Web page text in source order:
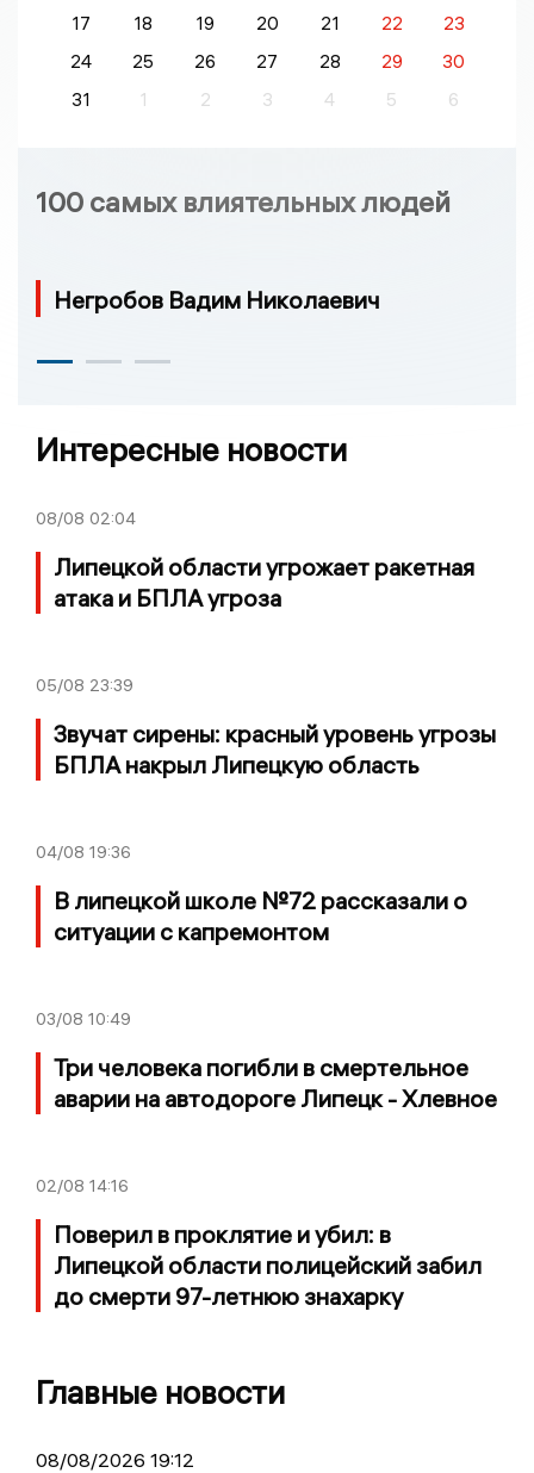
17
18 19 20 21 22
23
24
25 26 27 28 29
30
31
1 2 3 4 5 6
100 самых влиятельных людей
Негробов Вадим Николаевич
Интересные новости
08/08 02:04
Липецкой области угрожает ракетная
атака и БПЛА угроза
05/08 23:39
Звучат сирены: красный уровень угрозы
БПЛА накрыл Липецкую область
04/08 19:36
В липецкой школе №72 рассказали о
ситуации с капремонтом
03/08 10:49
Три человека погибли в смертельное
аварии на автодороге Липецк - Хлевное
02/08 14:16
Поверил в проклятие и убил: в
Липецкой области полицейский забил
до смерти 97-летнюю знахарку
Главные новости
08/08/2026 19:12